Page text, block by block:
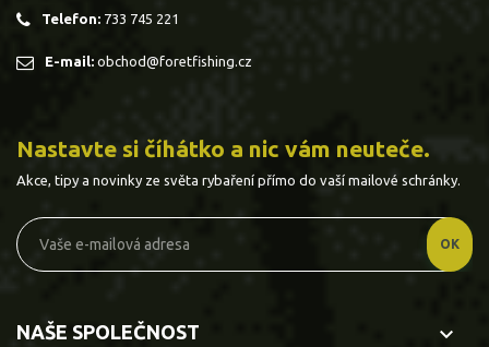
Telefon: 733 745 221
E-mail: obchod@foretfishing.cz
Nastavte si číhátko a nic vám neuteče.
Akce, tipy a novinky ze světa rybaření přímo do vaší mailové schránky.
NAŠE SPOLEČNOST keyboard_arrow_down